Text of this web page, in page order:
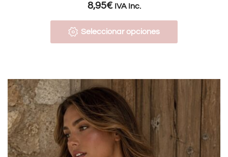
8,95€ IVA Inc.
Seleccionar opciones